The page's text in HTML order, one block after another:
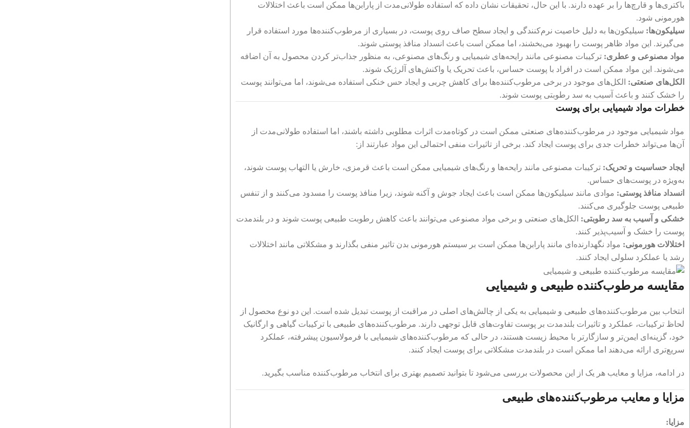
باکتری‌ها و قارچ‌ها را بر عهده دارند. با این حال، تحقیقات نشان داده که استفاده طولانی‌مدت از پارابن‌ها ممکن است باعث اختلالات
هورمونی شود.
سیلیکون‌ها: سیلیکون‌ها به دلیل خاصیت نرم‌کنندگی و ایجاد سطح صاف روی پوست، در بسیاری از مرطوب‌کننده‌ها مورد استفاده قرار
می‌گیرند. این مواد ظاهر پوست را بهبود می‌بخشند، اما ممکن است باعث انسداد منافذ پوستی شوند.
مواد مصنوعی و عطری: ترکیبات مصنوعی مانند رایحه‌های شیمیایی و رنگ‌های مصنوعی، به منظور جذاب‌تر کردن محصول به آن اضافه
می‌شوند. این مواد ممکن است در افراد با پوست حساس، باعث تحریک یا واکنش‌های آلرژیک شوند.
الکل‌های صنعتی: الکل‌های موجود در برخی مرطوب‌کننده‌ها برای کاهش چربی و ایجاد حس خنکی استفاده می‌شوند، اما می‌توانند پوست
را خشک کنند و باعث آسیب به سد رطوبتی پوست شوند.
خطرات مواد شیمیایی برای پوست
مواد شیمیایی موجود در مرطوب‌کننده‌های صنعتی ممکن است در کوتاه‌مدت اثرات مطلوبی داشته باشند، اما استفاده طولانی‌مدت از
آن‌ها می‌تواند خطرات جدی برای پوست ایجاد کند. برخی از تاثیرات منفی احتمالی این مواد عبارتند از:
ایجاد حساسیت و تحریک: ترکیبات مصنوعی مانند رایحه‌ها و رنگ‌های شیمیایی ممکن است باعث قرمزی، خارش یا التهاب پوست شوند،
به‌ویژه در پوست‌های حساس.
انسداد منافذ پوستی: موادی مانند سیلیکون‌ها ممکن است باعث ایجاد جوش و آکنه شوند، زیرا منافذ پوست را مسدود می‌کنند و از تنفس
طبیعی پوست جلوگیری می‌کنند.
خشکی و آسیب به سد رطوبتی: الکل‌های صنعتی و برخی مواد مصنوعی می‌توانند باعث کاهش رطوبت طبیعی پوست شوند و در بلندمدت
پوست را خشک و آسیب‌پذیر کنند.
اختلالات هورمونی: مواد نگهدارنده‌ای مانند پارابن‌ها ممکن است بر سیستم هورمونی بدن تاثیر منفی بگذارند و مشکلاتی مانند اختلالات
رشد یا عملکرد سلولی ایجاد کنند.
مقایسه مرطوب‌کننده طبیعی و شیمیایی
انتخاب بین مرطوب‌کننده‌های طبیعی و شیمیایی به یکی از چالش‌های اصلی در مراقبت از پوست تبدیل شده است. این دو نوع محصول از
لحاظ ترکیبات، عملکرد و تاثیرات بلندمدت بر پوست تفاوت‌های قابل توجهی دارند. مرطوب‌کننده‌های طبیعی با ترکیبات گیاهی و ارگانیک
خود، گزینه‌ای ایمن‌تر و سازگارتر با محیط زیست هستند، در حالی که مرطوب‌کننده‌های شیمیایی با فرمولاسیون پیشرفته، عملکرد
سریع‌تری ارائه می‌دهند اما ممکن است در بلندمدت مشکلاتی برای پوست ایجاد کنند.
در ادامه، مزایا و معایب هر یک از این محصولات بررسی می‌شود تا بتوانید تصمیم بهتری برای انتخاب مرطوب‌کننده مناسب بگیرید.
مزایا و معایب مرطوب‌کننده‌های طبیعی
مزایا: